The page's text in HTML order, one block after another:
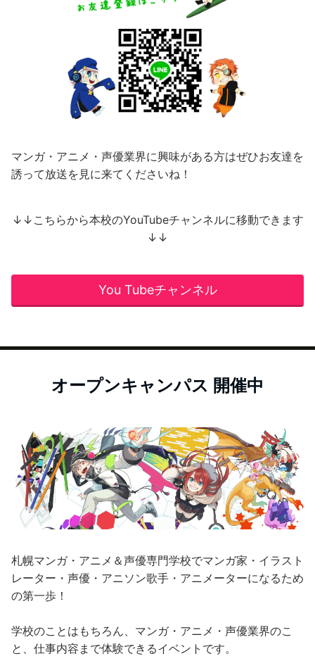
マンガ・アニメ・声優業界に興味がある方はぜひお友達を
誘って放送を見に来てくださいね！
↓↓こちらから本校のYouTubeチャンネルに移動できます
↓↓
You Tubeチャンネル
オープンキャンパス 開催中
札幌マンガ・アニメ＆声優専門学校でマンガ家・イラスト
レーター・声優・アニソン歌手・アニメーターになるため
の第一歩！
学校のことはもちろん、マンガ・アニメ・声優業界のこ
と、仕事内容まで体験できるイベントです。